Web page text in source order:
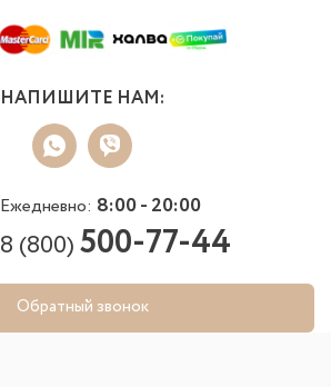
НАПИШИТЕ НАМ:
Ежедневно: 8:00 - 20:00
8 (800)500-77-44
Обратный звонок